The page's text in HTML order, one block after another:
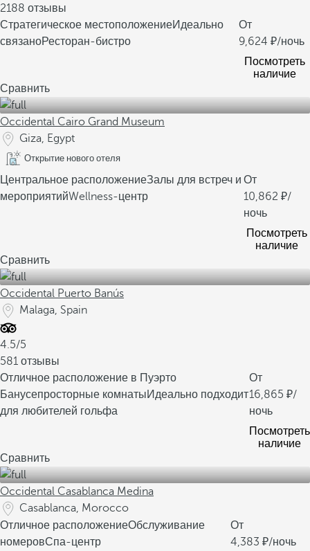
2188 отзывы
Стратегическое местоположениеИдеально
связаноРесторан-бистро
От
9,624
/ночь
Посмотреть
наличие
Сравнить
Occidental Cairo Grand Museum
Giza, Egypt
Открытие нового отеля
Центральное расположениеЗалы для встреч и
мероприятийWellness-центр
От
10,862
/
ночь
Посмотреть
наличие
Сравнить
Occidental Puerto Banús
Malaga, Spain
4.5/5
581 отзывы
Отличное расположение в Пуэрто
Банусепросторные комнатыИдеально подходит
для любителей гольфа
От
16,865
/
ночь
Посмотреть
наличие
Сравнить
Occidental Casablanca Medina
Casablanca, Morocco
Отличное расположениеОбслуживание
номеровСпа-центр
От
4,383
/ночь